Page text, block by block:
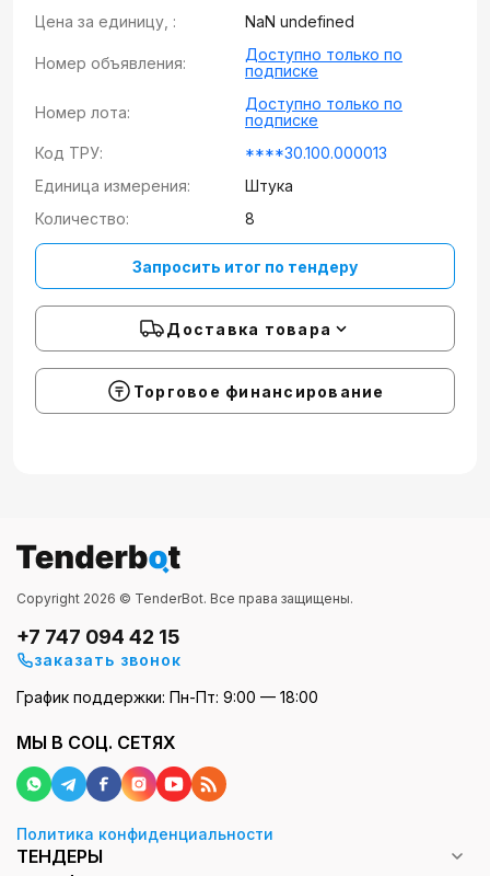
Цена за единицу, : NaN undefined
Номер объявления:
Доступно только по
подписке
Номер лота:
Доступно только по
подписке
Код ТРУ:
****30.100.000013
Единица измерения:
Штука
Количество:
8
Запросить итог по тендеру
Доставка товара
Торговое финансирование
Copyright 2026 © TenderBot. Все права защищены.
+7 747 094 42 15
заказать звонок
График поддержки: Пн-Пт: 9:00 — 18:00
МЫ В СОЦ. СЕТЯХ
Политика конфиденциальности
ТЕНДЕРЫ